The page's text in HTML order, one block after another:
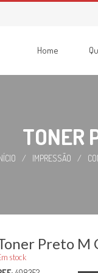
Home
TONER
/ IMPRESSÃO /
Preto M
stock